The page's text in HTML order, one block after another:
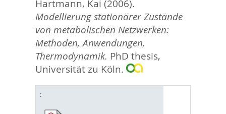
Hartmann, Kai (2006).
Modellierung stationärer Zustände
von metabolischen Netzwerken:
Methoden, Anwendungen,
Thermodynamik. PhD thesis,
Universität zu Köln.